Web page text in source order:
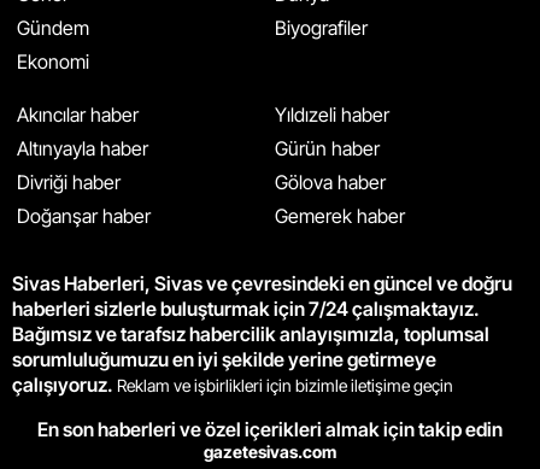
Gündem
Ekonomi
Biyografiler
Akıncılar haber
Altınyayla haber
Divriği haber
Doğanşar haber
Yıldızeli haber
Gürün haber
Gölova haber
Gemerek haber
Sivas Haberleri, Sivas ve çevresindeki en güncel ve doğru
haberleri sizlerle buluşturmak için 7/24 çalışmaktayız.
Bağımsız ve tarafsız habercilik anlayışımızla, toplumsal
sorumluluğumuzu en iyi şekilde yerine getirmeye
çalışıyoruz. Reklam ve işbirlikleri için bizimle iletişime geçin
En son haberleri ve özel içerikleri almak için takip edin
gazetesivas.com